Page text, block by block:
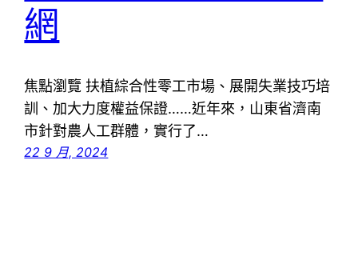
網
焦點瀏覽 扶植綜合性零工市場、展開失業技巧培
訓、加大力度權益保證……近年來，山東省濟南
市針對農人工群體，實行了…
22 9 月, 2024